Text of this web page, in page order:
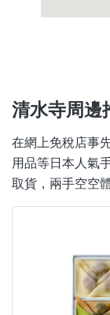
清水寺周邊
在網上免稅店事
用品等日本人氣
取貨，兩手空空